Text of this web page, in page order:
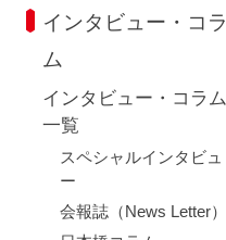
インタビュー・コラ
ム
インタビュー・コラム
一覧
スペシャルインタビュ
ー
会報誌（News Letter）